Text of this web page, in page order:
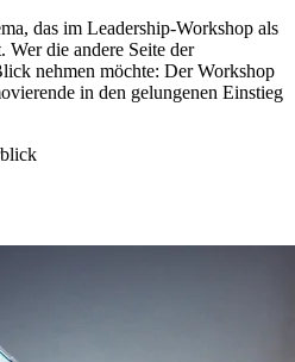
das im Leadership-Workshop als
Wer die andere Seite der
nehmen möchte: Der Workshop
in den gelungenen Einstieg